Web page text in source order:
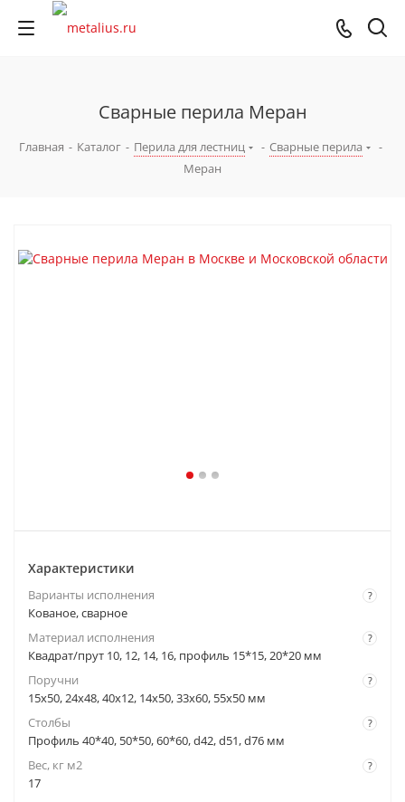
Сварные перила Меран
Главная - Каталог - Перила для лестниц - Сварные перила
-
Меран
Характеристики
?
Варианты исполнения
Кованое, сварное
?
Материал исполнения
Квадрат/прут 10, 12, 14, 16, профиль 15*15, 20*20 мм
?
Поручни
15x50, 24x48, 40x12, 14x50, 33x60, 55x50 мм
?
Столбы
Профиль 40*40, 50*50, 60*60, d42, d51, d76 мм
?
Вес, кг м2
17